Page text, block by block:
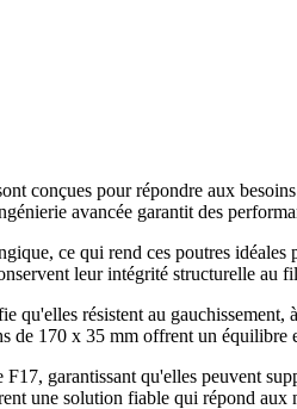
conçues pour répondre aux
avancée garantit des
ce qui rend ces poutres
leur intégrité structurelle au
résistent au
170 x 35 mm offrent un équilibre
garantissant qu'elles peuvent
une solution fiable qui répond aux